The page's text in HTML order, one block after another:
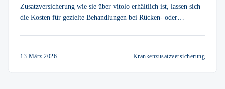
Zusatzversicherung wie sie über vitolo erhältlich ist, lassen sich
die Kosten für gezielte Behandlungen bei Rücken- oder
13 März 2026 Krankenzusatzversicherung